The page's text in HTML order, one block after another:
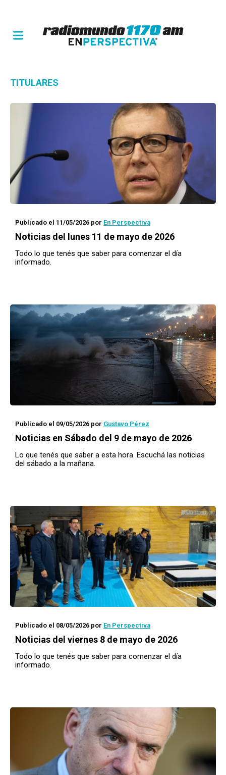
TITULARES
Publicado el 11/05/2026 por En Perspectiva
Noticias del lunes 11 de mayo de 2026
Todo lo que tenés que saber para comenzar el día
informado.
Publicado el 09/05/2026 por Gustavo Pérez
Noticias en Sábado del 9 de mayo de 2026
Lo que tenés que saber a esta hora. Escuchá las noticias
del sábado a la mañana.
Publicado el 08/05/2026 por En Perspectiva
Noticias del viernes 8 de mayo de 2026
Todo lo que tenés que saber para comenzar el día
informado.